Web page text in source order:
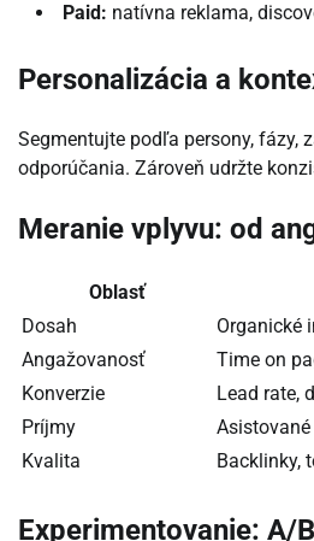
Paid: natívna reklama,
Personalizácia a
Segmentujte podľa persony, fázy,
odporúčania. Zároveň udržte
Meranie vplyvu: od
Oblasť
Dosah
Organické
Angažovanosť
Time on
Konverzie
Lead rate,
Príjmy
Kvalita
Backlinky,
Experimentovanie: A/